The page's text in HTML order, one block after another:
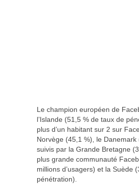
Le champion européen de
l’Islande (51,5 % de taux de
plus d’un habitant sur 2 sur
Norvège (45,1 %), le Danemark
suivis par la Grande Bretagne
plus grande communauté
millions d’usagers) et la Suède
pénétration).